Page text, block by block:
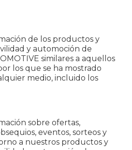
de los productos y
y automoción de
similares a aquellos
los que se ha mostrado
medio, incluido los
sobre ofertas,
eventos, sorteos y
a nuestros productos y